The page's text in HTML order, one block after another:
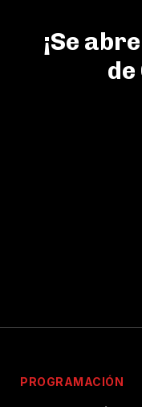
¡Se
PROGRAMACIÓN